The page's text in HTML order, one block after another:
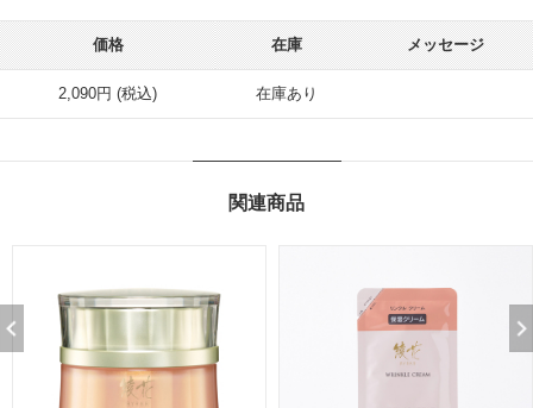
価格 在庫 メッセージ
2,090円 (税込) 在庫あり
関連商品